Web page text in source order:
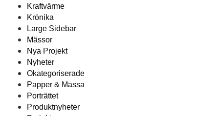
Kraftvärme
Krönika
Large Sidebar
Mässor
Nya Projekt
Nyheter
Okategoriserade
Papper & Massa
Porträttet
Produktnyheter